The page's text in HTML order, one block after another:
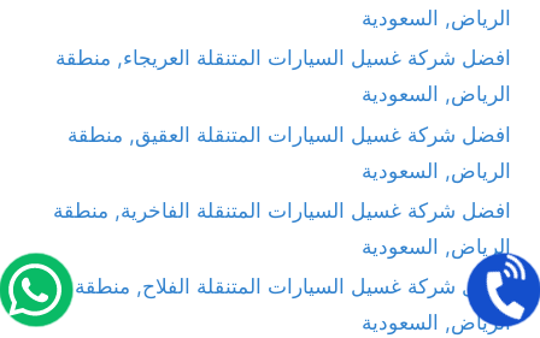
الرياض, السعودية
افضل شركة غسيل السيارات المتنقلة العريجاء, منطقة
الرياض, السعودية
افضل شركة غسيل السيارات المتنقلة العقيق, منطقة
الرياض, السعودية
افضل شركة غسيل السيارات المتنقلة الفاخرية, منطقة
الرياض, السعودية
افضل شركة غسيل السيارات المتنقلة الفلاح, منطقة
الرياض, السعودية